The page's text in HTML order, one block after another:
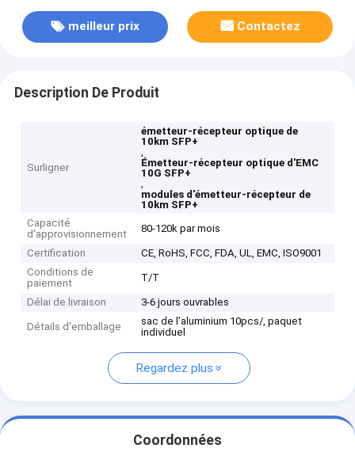
meilleur prix Contactez
Description De Produit
Surligner
émetteur-récepteur optique de
10km SFP+
,
Émetteur-récepteur optique d'EMC
10G SFP+
,
modules d'émetteur-récepteur de
10km SFP+
Capacité
d'approvisionnement
80-120k par mois
Certification
CE, RoHS, FCC, FDA, UL, EMC, ISO9001
Conditions de
paiement
T/T
Délai de livraison 3-6 jours ouvrables
Détails d'emballage
sac de l'aluminium 10pcs/, paquet
individuel
Regardez plus
Coordonnées